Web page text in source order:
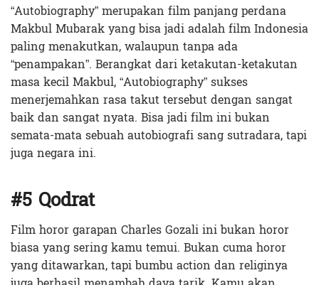
“Autobiography” merupakan film panjang perdana
Makbul Mubarak yang bisa jadi adalah film Indonesia
paling menakutkan, walaupun tanpa ada
“penampakan”. Berangkat dari ketakutan-ketakutan
masa kecil Makbul, “Autobiography” sukses
menerjemahkan rasa takut tersebut dengan sangat
baik dan sangat nyata. Bisa jadi film ini bukan
semata-mata sebuah autobiografi sang sutradara, tapi
juga negara ini.
#5 Qodrat
Film horor garapan Charles Gozali ini bukan horor
biasa yang sering kamu temui. Bukan cuma horor
yang ditawarkan, tapi bumbu action dan religinya